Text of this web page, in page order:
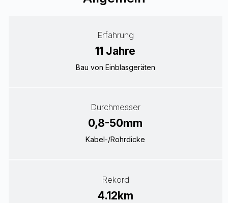
Erfahrung
11 Jahre
Bau von Einblasgeräten
Durchmesser
0,8-50mm
Kabel-/Rohrdicke
Rekord
4.15 km